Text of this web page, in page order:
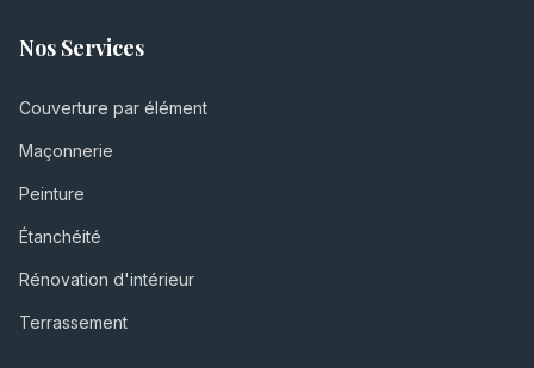
Nos Services
Couverture par élément
Maçonnerie
Peinture
Étanchéité
Rénovation d'intérieur
Terrassement